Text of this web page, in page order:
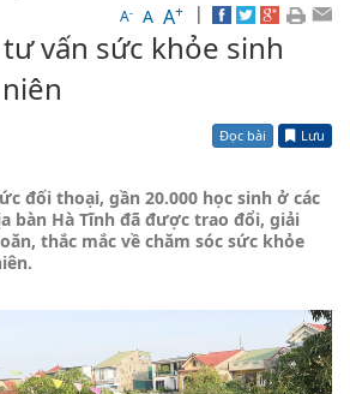
A- A A+ |
vấn sức khỏe sinh
Đọc bài Lưu
đối thoại, gần 20.000 học sinh ở các
bàn Hà Tĩnh đã được trao đổi, giải
thắc mắc về chăm sóc sức khỏe